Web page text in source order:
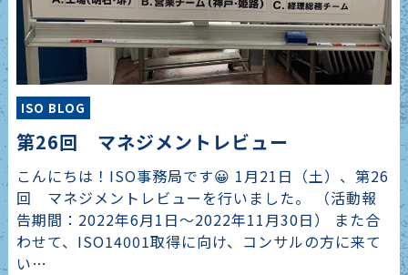
ISO BLOG
第26回 マネジメントレビュー
こんにちは！ISO事務局です😀 1月21日（土）、第26
回 マネジメントレビューを行いました。 （活動報
告期間：2022年6月1日～2022年11月30日） また合
わせて、ISO14001取得に向け、コンサルの方に来て
い…